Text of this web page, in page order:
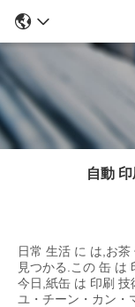
自動
日常 生活 に は,お
見つかる.この 缶 は
今日,紙缶 は 印刷 技
ユ・チーン・カン・